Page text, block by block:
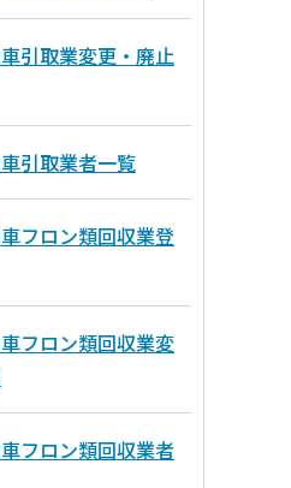
引取業変更・廃止
引取業者一覧
フロン類回収業登
フロン類回収業変
フロン類回収業者